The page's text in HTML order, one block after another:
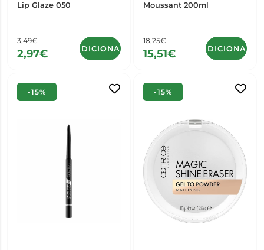
Lip Glaze 050
3,49€
2,97€ ADICIONAR
Moussant 200ml
18,25€
15,51€ ADICIONAR
-15% -15%